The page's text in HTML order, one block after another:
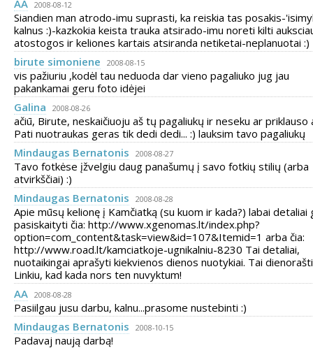
AA 2008-08-12
Siandien man atrodo-imu suprasti, ka reiskia tas posakis-
kalnus :)-kazkokia keista trauka atsirado-imu noreti kilti
atostogos ir keliones kartais atsiranda netiketai-neplanuotai :)
birute simoniene
2008-08-15
vis pažiuriu ,kodėl tau neduoda dar vieno pagaliuko jug jau
pakankamai geru foto idėjei
Galina
2008-08-26
ačiū, Birute, neskaičiuoju aš tų pagaliukų ir neseku ar priklauso
Pati nuotraukas geras tik dedi dedi... :) lauksim tavo pagaliukų
Mindaugas Bernatonis
2008-08-27
Tavo fotkėse įžvelgiu daug panašumų į savo fotkių stilių (arba
atvirkščiai) :)
Mindaugas Bernatonis
2008-08-28
Apie mūsų kelionę į Kamčiatką (su kuom ir kada?) labai detaliai
pasiskaityti čia: http://www.xgenomas.lt/index.php?
option=com_content&task=view&id=107&Itemid=1 arba čia:
http://www.road.lt/kamciatkoje-ugnikalniu-8230 Tai detaliai,
nuotaikingai aprašyti kiekvienos dienos nuotykiai. Tai
Linkiu, kad kada nors ten nuvyktum!
AA 2008-08-28
Pasiilgau jusu darbu, kalnu...prasome nustebinti :)
Mindaugas Bernatonis
2008-10-15
Padavaj naują darbą!